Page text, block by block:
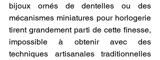
bijoux ornés de dentelles ou des
mécanismes miniatures pour horlogerie
tirent grandement parti de cette finesse,
impossible à obtenir avec des
techniques artisanales traditionnelles